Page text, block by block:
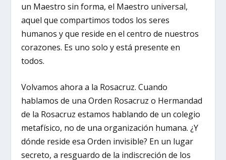
un Maestro sin forma, el Maestro universal,
aquel que compartimos todos los seres
humanos y que reside en el centro de nuestros
corazones. Es uno solo y está presente en
todos.
Volvamos ahora a la Rosacruz. Cuando
hablamos de una Orden Rosacruz o Hermandad
de la Rosacruz estamos hablando de un colegio
metafísico, no de una organización humana. ¿Y
dónde reside esa Orden invisible? En un lugar
secreto, a resguardo de la indiscreción de los